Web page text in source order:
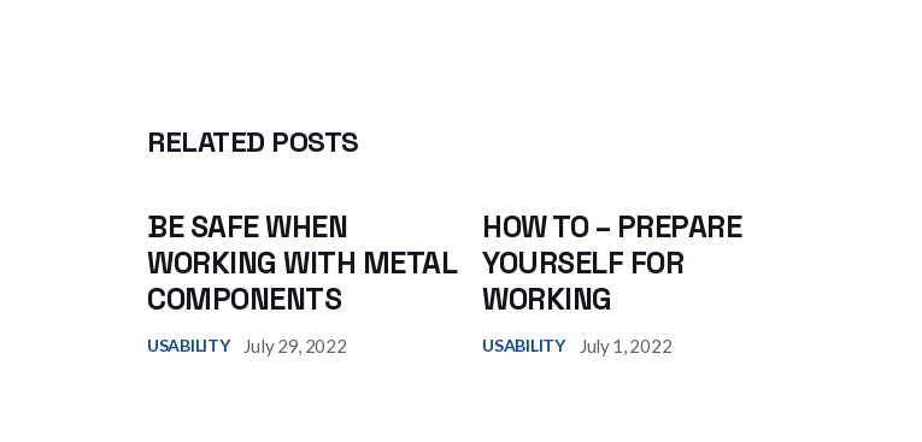
RELATED POSTS
BE SAFE WHEN
WORKING WITH METAL
COMPONENTS
USABILITY July 29, 2022
HOW TO – PREPARE
YOURSELF FOR
WORKING
USABILITY July 1, 2022